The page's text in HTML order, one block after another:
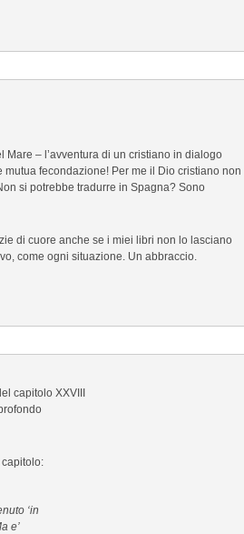
– l’avventura di un cristiano in dialogo
fecondazione! Per me il Dio cristiano non
si potrebbe tradurre in Spagna? Sono
di cuore anche se i miei libri non lo lasciano
come ogni situazione. Un abbraccio.
capitolo XXVIII
‘in
e’